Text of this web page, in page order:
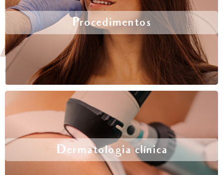
Procedimentos
Dermatologia clínica